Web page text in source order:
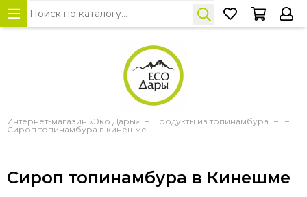
Интернет-магазин «Эко Дары»
Продукты из топинамбура
Сироп топинамбура в кинешме
Сироп топинамбура в Кинешме